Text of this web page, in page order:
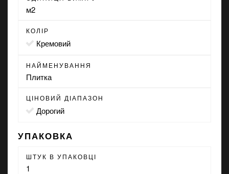
м2
КОЛІР
кремовий
НАЙМЕНУВАННЯ
Плитка
ЦІНОВИЙ ДІАПАЗОН
Дорогий
УПАКОВКА
ШТУК В УПАКОВЦІ
1